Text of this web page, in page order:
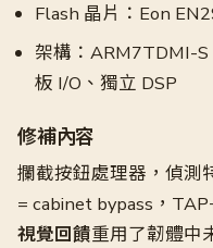
Flash 晶片：Eon
架構：ARM7TDMI-
板 I/O、獨立 DSP
修補內容
攔截按鈕處理器，偵測
= cabinet bypass，
視覺回饋重用了韌體中